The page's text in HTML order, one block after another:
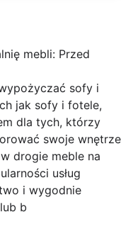
mebli: Przed
sofy i
jak sofy i fotele,
dla tych, którzy
swoje wnętrze
drogie meble na
usług
i wygodnie
b